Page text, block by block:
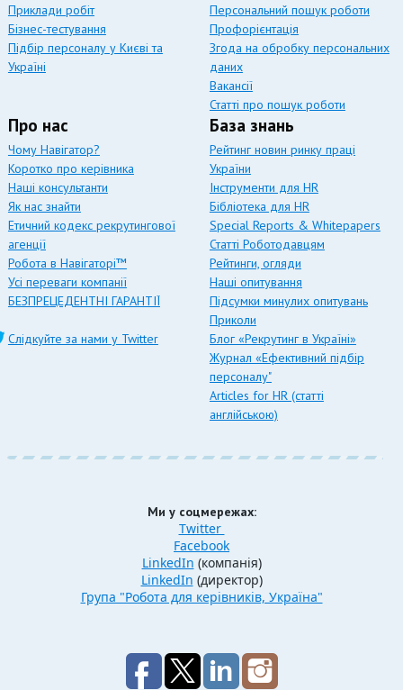
Приклади робіт
Бізнес-тестування
Підбір персоналу у Києві та
Україні
Персональний пошук роботи
Профорієнтація
Згода на обробку персональних
даних
Вакансії
Статті про пошук роботи
Про нас
Чому Навігатор?
Коротко про керівника
Наші консультанти
Як нас знайти
Етичний кодекс рекрутингової
агенції
Робота в Навігаторі™
Усі переваги компанії
БЕЗПРЕЦЕДЕНТНІ ГАРАНТІЇ
Слідкуйте за нами у Twitter
База знань
Рейтинг новин ринку праці
України
Інструменти для HR
Бібліотека для HR
Special Reports & Whitepapers
Статті Роботодавцям
Рейтинги, огляди
Наші опитування
Підсумки минулих опитувань
Приколи
Блог «Рекрутинг в Україні»
Журнал «Ефективний підбір
персоналу"
Articles for HR (статті
англійською)
Ми у соцмережах:
Twitter
Facebook
LinkedIn (компанія)
LinkedIn (директор)
Група "Робота для керівників, Україна"